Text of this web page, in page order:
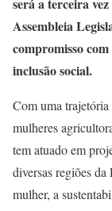
será a terceira
Assembleia
compromisso
inclusão social.
Com uma trajetória
mulheres
tem atuado em
diversas regiões
mulher, a